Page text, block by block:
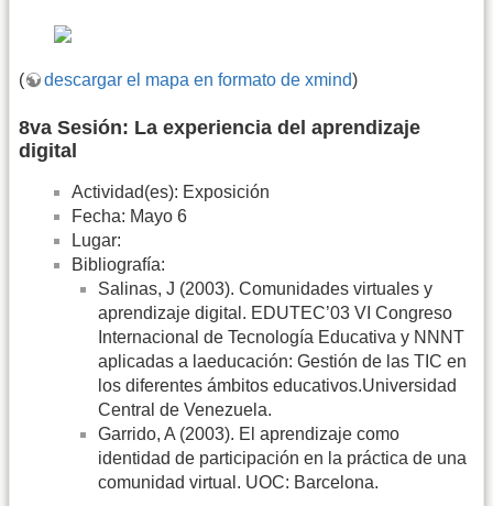
( descargar el mapa en formato de xmind)
8va Sesión: La experiencia del aprendizaje
digital
Actividad(es): Exposición
Fecha: Mayo 6
Lugar:
Bibliografía:
Salinas, J (2003). Comunidades virtuales y
aprendizaje digital. EDUTEC’03 VI Congreso
Internacional de Tecnología Educativa y NNNT
aplicadas a laeducación: Gestión de las TIC en
los diferentes ámbitos educativos.Universidad
Central de Venezuela.
Garrido, A (2003). El aprendizaje como
identidad de participación en la práctica de una
comunidad virtual. UOC: Barcelona.